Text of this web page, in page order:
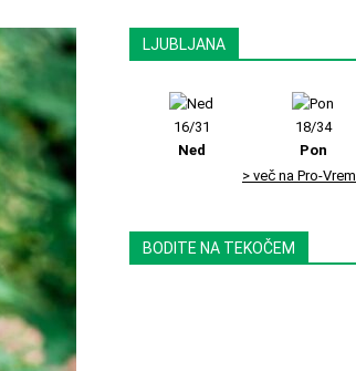
LJUBLJANA
16/31
Ned
18/34
Pon
> več na Pro-
BODITE NA TEKOČEM